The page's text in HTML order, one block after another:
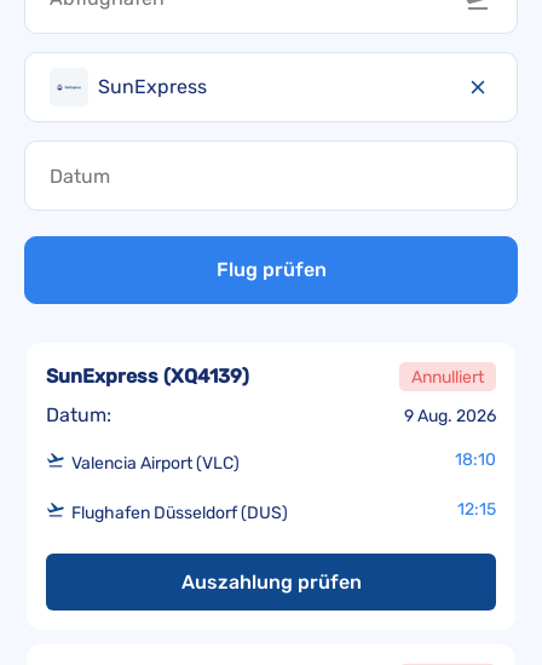
SunExpress
Flug prüfen
Datum: 9 Aug. 2026
SunExpress (XQ4139) Annulliert
Valencia Airport (VLC) 18:10
Flughafen Düsseldorf (DUS) 12:15
Auszahlung prüfen